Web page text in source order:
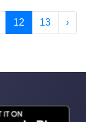
12 13 ›